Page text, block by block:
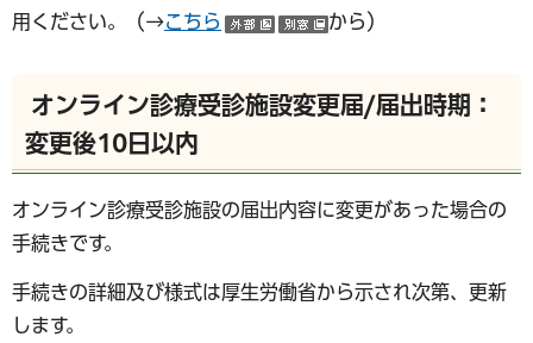
用ください。（→こちら
（外部サイトへリンク）
（別ウインドウで開く
から）
オンライン診療受診施設変更届/届出時期：
変更後10日以内
オンライン診療受診施設の届出内容に変更があった場合の
手続きです。
手続きの詳細及び様式は厚生労働省から示され次第、更新
します。